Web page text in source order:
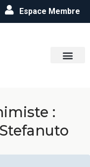
Espace Membre
: